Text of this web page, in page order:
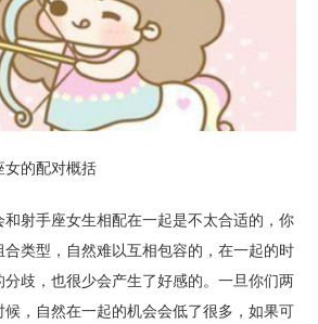
的配对概括
射手座女生相配在一起是不太合适的，你
类型，自然难以互相包容的，在一起的时
歧，也很少会产生了好感的。一旦你们两
，自然在一起的机会会低了很多，如果可